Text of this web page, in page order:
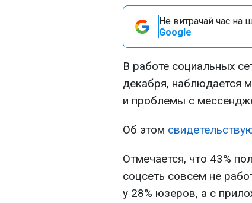
Не витрачай час на
Google
В работе социальных
декабря, наблюдается
и проблемы с
Об этом
Отмечается, что 43%
соцсеть совсем не
у 28% юзеров, а с